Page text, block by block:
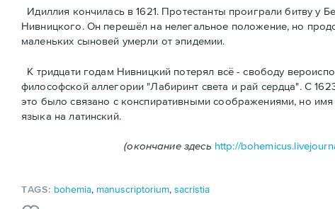
Идиллия кончилась в 1621. Протестанты проиграли битву у
Нивницкого. Он перешёл на нелегальное положение, но
маленьких сыновей умерли от эпидемии.
К тридцати годам Нивницкий потерял всё - свободу
философской аллегории "Лабиринт света и рай сердца". С
это было связано с конспиративными соображениями, но
языка на латинский.
(окончание здесь http://
TAGS: bohemia, manuscriptorium,sacristia